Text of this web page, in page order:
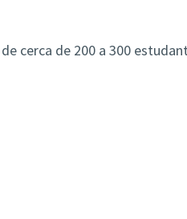
cerca de 200 a 300